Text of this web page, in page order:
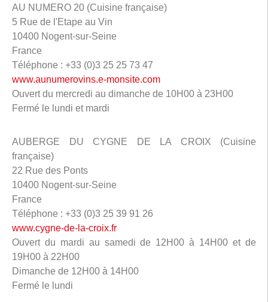
AU NUMERO 20 (Cuisine française)
5 Rue de l'Etape au Vin
10400 Nogent-sur-Seine
France
Téléphone : +33 (0)3 25 25 73 47
www.aunumerovins.e-monsite.com
Ouvert du mercredi au dimanche de 10H00 à 23H00
Fermé le lundi et mardi
AUBERGE DU CYGNE DE LA CROIX (Cuisine
française)
22 Rue des Ponts
10400 Nogent-sur-Seine
France
Téléphone : +33 (0)3 25 39 91 26
www.cygne-de-la-croix.fr
Ouvert du mardi au samedi de 12H00 à 14H00 et de
19H00 à 22H00
Dimanche de 12H00 à 14H00
Fermé le lundi